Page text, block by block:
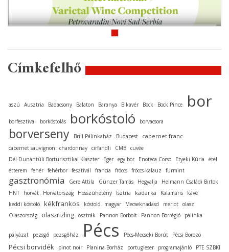
Címkefelhő
aszú Ausztria Badacsony Balaton Baranya Bikavér Bock Bock Pince bor
borfesztivál borkóstolás borkóstoló borvacsora
borverseny Brill Pálinkaház Budapest cabernet franc
cabernet sauvignon chardonnay cirfandli CMB cuvée
Dél-Dunántúli Borturisztikai Klaszter
Eger egy bor Enoteca Corso Etyeki Kúria
étel
étterem
fehér fehérbor fesztivál francia fröccs fröccs-kalauz furmint
gasztronómia Gere Attila Günzer Tamás Hegyalja
Heimann Családi Birtok
HNT
horvát Horvátország Hosszúhetény Isztria kadarka Kalamáris
kávé
keddi kóstoló kékfrankos kóstoló magyar Mecseknádasd merlot olasz
Olaszország
olaszrizling osztrák Pannon Borbolt Pannon Borrégió pálinka
pályázat pezsgő pezsgőház Pécs Pécs-Mecseki Borút Pécsi Borozó
Pécsi borvidék pinot noir Planina Borház portugieser programajánló
PTE SZBKI